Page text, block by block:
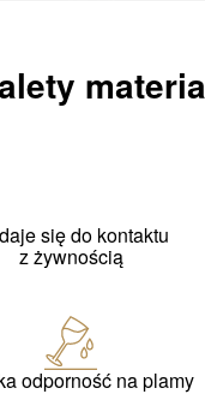
się do kontaktu
z żywnością
odporność na plamy